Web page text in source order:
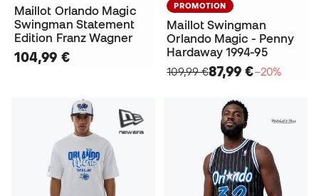
Maillot Orlando Magic
Swingman Statement
Edition Franz Wagner
104,99 €
PROMOTION
Maillot Swingman
Orlando Magic - Penny
Hardaway 1994-95
109,99 €87,99 €−20%